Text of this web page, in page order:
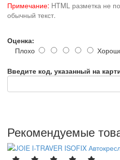
Примечание: HTML разметка не
обычный текст.
Оценка:
Плохо
Введите код, указанный на
Рекомендуемые